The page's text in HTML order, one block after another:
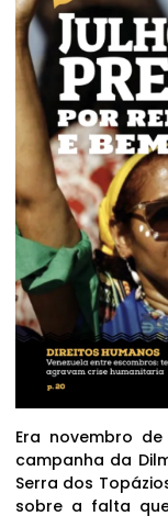
Era novembro de
campanha da
Serra dos
sobre a falta